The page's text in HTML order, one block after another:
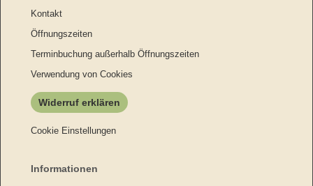
Kontakt
Öffnungszeiten
Terminbuchung außerhalb Öffnungszeiten
Verwendung von Cookies
Widerruf erklären
Cookie Einstellungen
Informationen